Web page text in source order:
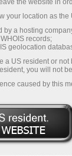
One week
1.15592
the website in
your location as the
by a hosting
records;
geolocation
a US resident or
you will not
caused by this